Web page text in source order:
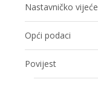
Nastavničko vijeće
Opći podaci
Povijest